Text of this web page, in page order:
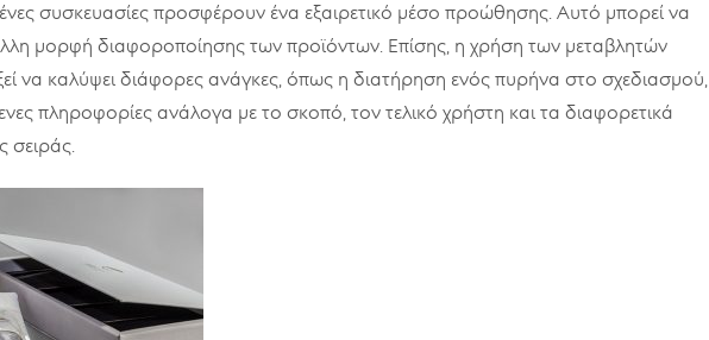
συσκευασίες προσφέρουν ένα εξαιρετικό μέσο προώθησης. Αυτό μπορεί να
μορφή διαφοροποίησης των προϊόντων. Επίσης, η χρήση των μεταβλητών
να καλύψει διάφορες ανάγκες, όπως η διατήρηση ενός πυρήνα στο σχεδιασμού,
πληροφορίες ανάλογα με το σκοπό, τον τελικό χρήστη και τα διαφορετικά
σειράς.